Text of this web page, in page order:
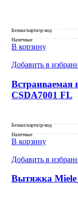
Безнал/карта/qr-код
Наличные
В корзину
Добавить в
Встраиваемая
CSDA7001 FL
Безнал/карта/qr-код
Наличные
В корзину
Добавить в
Вытяжка Miele